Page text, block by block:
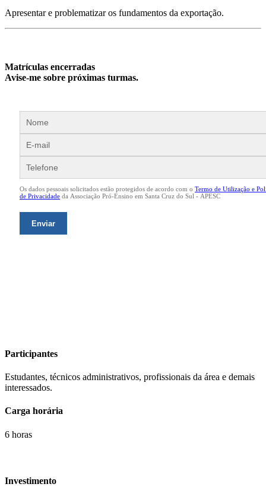
Apresentar e problematizar os fundamentos da exportação.
Matrículas encerradas
Avise-me sobre próximas turmas.
Participantes
Estudantes, técnicos administrativos, profissionais da área e demais
interessados.
Carga horária
6 horas
Investimento